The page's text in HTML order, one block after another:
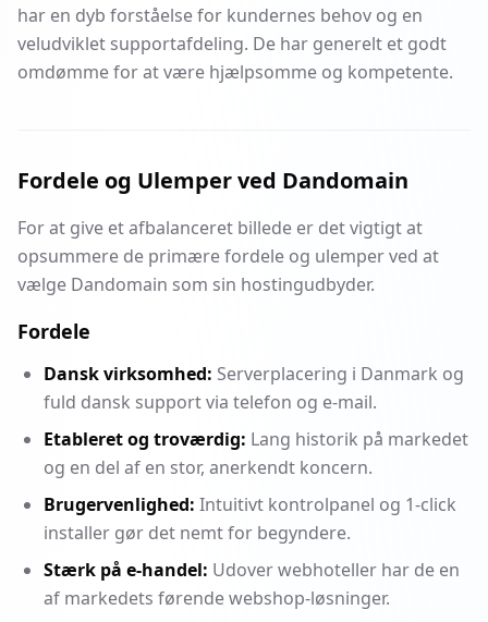
har en dyb forståelse for kundernes behov og en
veludviklet supportafdeling. De har generelt et godt
omdømme for at være hjælpsomme og kompetente.
Fordele og Ulemper ved Dandomain
For at give et afbalanceret billede er det vigtigt at
opsummere de primære fordele og ulemper ved at
vælge Dandomain som sin hostingudbyder.
Fordele
Dansk virksomhed: Serverplacering i Danmark og
fuld dansk support via telefon og e-mail.
Etableret og troværdig: Lang historik på markedet
og en del af en stor, anerkendt koncern.
Brugervenlighed: Intuitivt kontrolpanel og 1-click
installer gør det nemt for begyndere.
Stærk på e-handel: Udover webhoteller har de en
af markedets førende webshop-løsninger.